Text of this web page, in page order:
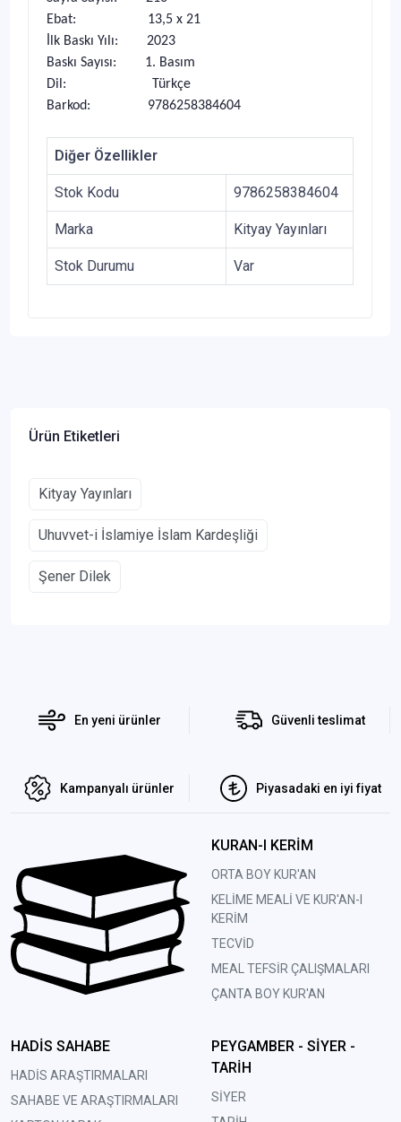
Ebat: 13,5 x 21
İlk Baskı Yılı: 2023
Baskı Sayısı: 1. Basım
Dil: Türkçe
Barkod: 9786258384604
Diğer Özellikler
Stok Kodu 9786258384604
Marka Kityay Yayınları
Stok Durumu Var
Ürün Etiketleri
Kityay Yayınları
Uhuvvet-i İslamiye İslam Kardeşliği
Şener Dilek
En yeni ürünler Güvenli teslimat
Kampanyalı ürünler Piyasadaki en iyi fiyat
KURAN-I KERİM
ORTA BOY KUR'AN
KELİME MEALİ VE KUR'AN-I
KERİM
TECVİD
MEAL TEFSİR ÇALIŞMALARI
ÇANTA BOY KUR'AN
HADİS SAHABE
HADİS ARAŞTIRMALARI
SAHABE VE ARAŞTIRMALARI
PEYGAMBER - SİYER -
TARİH
SİYER